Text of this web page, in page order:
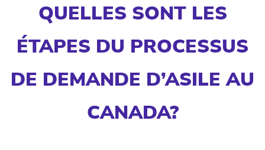
QUELLES SONT LES
ÉTAPES DU PROCESSUS
DE DEMANDE D’ASILE AU
CANADA?